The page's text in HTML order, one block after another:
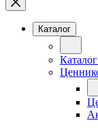
Каталог
Каталог